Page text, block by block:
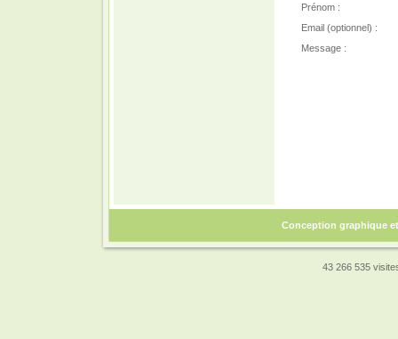
Prénom :
Email (optionnel) :
Message :
Conception graphique
43 266 535